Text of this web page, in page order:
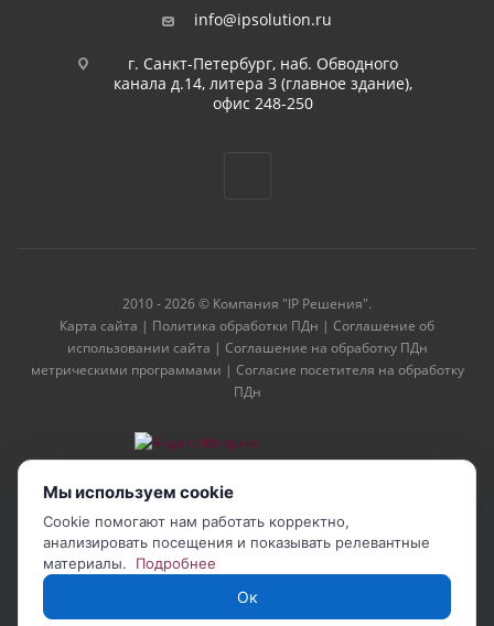
info@ipsolution.ru
г. Санкт-Петербург, наб. Обводного
канала д.14, литера З (главное здание),
офис 248-250
2010 - 2026 © Компания "IP Решения".
Карта сайта | Политика обработки ПДн | Соглашение об
использовании сайта | Соглашение на обработку ПДн
метрическими программами | Согласие посетителя на обработку
ПДн
Мы используем cookie
Cookie помогают нам работать корректно,
анализировать посещения и показывать релевантные
материалы.
Подробнее
Ок